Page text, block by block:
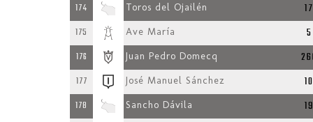
174 Toros del Ojailén 17
175 Ave María 5
176 Juan Pedro Domecq
177 José Manuel Sánchez 10
178 Sancho Dávila 19